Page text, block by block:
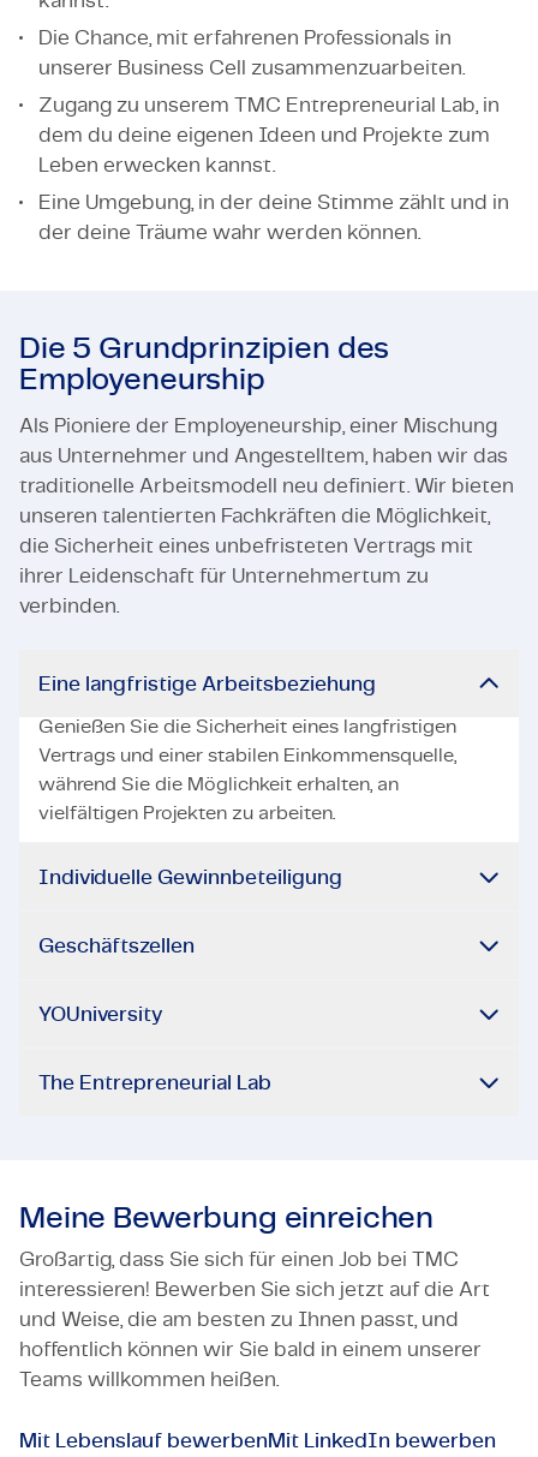
Die Chance, mit erfahrenen Professionals in
unserer Business Cell zusammenzuarbeiten.
Zugang zu unserem TMC Entrepreneurial Lab, in
dem du deine eigenen Ideen und Projekte zum
Leben erwecken kannst.
Eine Umgebung, in der deine Stimme zählt und in
der deine Träume wahr werden können.
Die 5 Grundprinzipien des
Employeneurship
Als Pioniere der Employeneurship, einer Mischung
aus Unternehmer und Angestelltem, haben wir das
traditionelle Arbeitsmodell neu definiert. Wir bieten
unseren talentierten Fachkräften die Möglichkeit,
die Sicherheit eines unbefristeten Vertrags mit
ihrer Leidenschaft für Unternehmertum zu
verbinden.
Eine langfristige Arbeitsbeziehung
Genießen Sie die Sicherheit eines langfristigen
Vertrags und einer stabilen Einkommensquelle,
während Sie die Möglichkeit erhalten, an
vielfältigen Projekten zu arbeiten.
Individuelle Gewinnbeteiligung
Geschäftszellen
YOUniversity
The Entrepreneurial Lab
Meine Bewerbung einreichen
Großartig, dass Sie sich für einen Job bei TMC
interessieren! Bewerben Sie sich jetzt auf die Art
und Weise, die am besten zu Ihnen passt, und
hoffentlich können wir Sie bald in einem unserer
Teams willkommen heißen.
Mit Lebenslauf bewerbenMit LinkedIn bewerben